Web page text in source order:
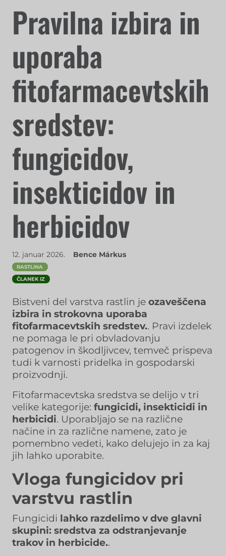
Pravilna izbira in
uporaba
fitofarmacevtskih
sredstev:
fungicidov,
insekticidov in
herbicidov
12. januar 2026. Bence Márkus
RASTLINA
ČLANEK IZ
Bistveni del varstva rastlin je ozaveščena
izbira in strokovna uporaba
fitofarmacevtskih sredstev.. Pravi izdelek
ne pomaga le pri obvladovanju
patogenov in škodljivcev, temveč prispeva
tudi k varnosti pridelka in gospodarski
proizvodnji.
Fitofarmacevtska sredstva se delijo v tri
velike kategorije: fungicidi, insekticidi in
herbicidi. Uporabljajo se na različne
načine in za različne namene, zato je
pomembno vedeti, kako delujejo in za kaj
jih lahko uporabite.
Vloga fungicidov pri
varstvu rastlin
Fungicidi lahko razdelimo v dve glavni
skupini: sredstva za odstranjevanje
trakov in herbicide..